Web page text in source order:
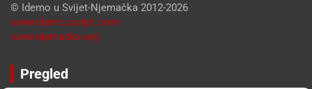
© Idemo u Svijet-Njemačka 2012-2026
www.idemousvijet.com
www.njemacka.org
Pregled